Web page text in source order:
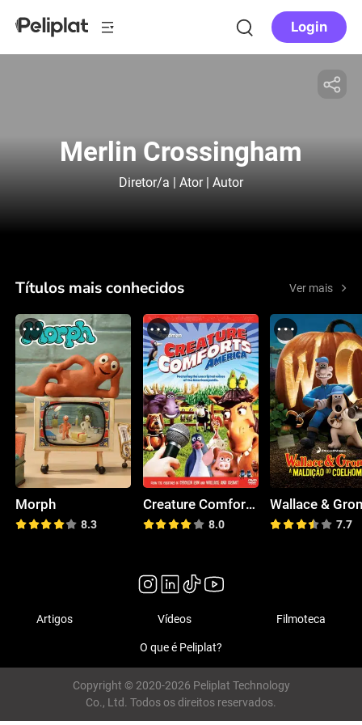
Login
Merlin Crossingham
Diretor/a | Ator | Autor
Títulos mais conhecidos Ver mais
Morph
8.3
Creature Comforts America
8.0 7.7
Artigos Vídeos Filmoteca
O que é Peliplat?
Copyright © 2020-2026 Peliplat Technology
Co., Ltd. Todos os direitos reservados.